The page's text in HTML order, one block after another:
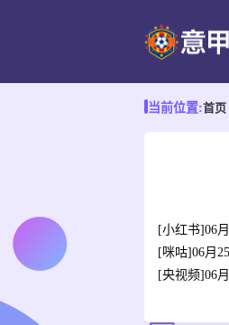
当前位置:首页
[小红书]06
[咪咕]06月
[央视频]06